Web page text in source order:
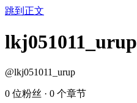
跳到正文
lkj051011_urup
@lkj051011_urup
0 位粉丝 · 0 个章节